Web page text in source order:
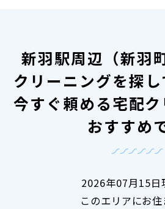
新羽駅周辺（新羽
クリーニングを探し
今すぐ頼める宅配
おすすめ
2026年07月15日
このエリアにお